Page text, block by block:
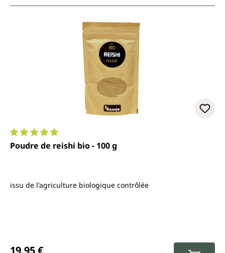
Note moyenne de 5 sur 5 étoiles
Poudre de reishi bio - 100 g
issu de l'agriculture biologique contrôlée
19,95 €